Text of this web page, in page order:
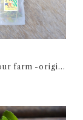
farm -origin